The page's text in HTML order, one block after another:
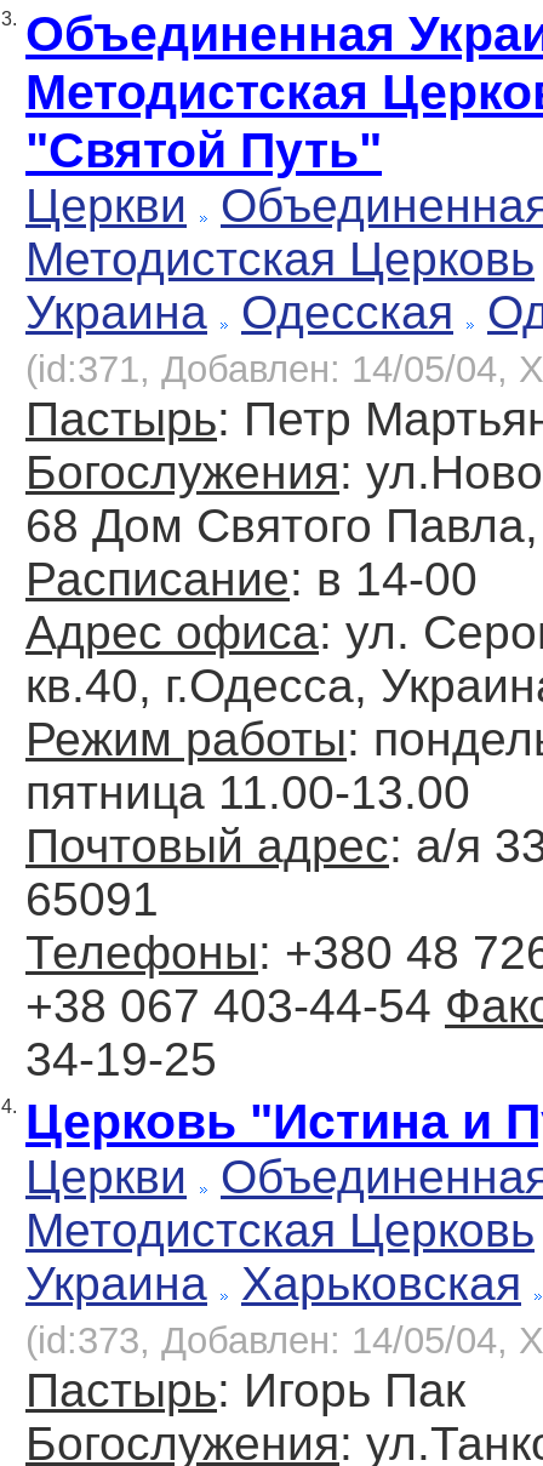
3. Объединенная
Методистская
"Святой Путь"
Церкви
Методистская Церковь
Украина
Одесская
(id:371, Добавлен: 14/05/04,
Пастырь: Петр
Богослужения:
68 Дом Святого
Расписание: в 14-00
Адрес офиса: ул.
кв.40, г.Одесса,
Режим работы:
пятница 11.00-13.00
Почтовый адрес: а/я
65091
Телефоны: +380 48
+38 067 403-44-54
34-19-25
4. Церковь "Истина и
Церкви
Методистская Церковь
Украина
Харьковская
(id:373, Добавлен: 14/05/04,
Пастырь: Игорь Пак
Богослужения: